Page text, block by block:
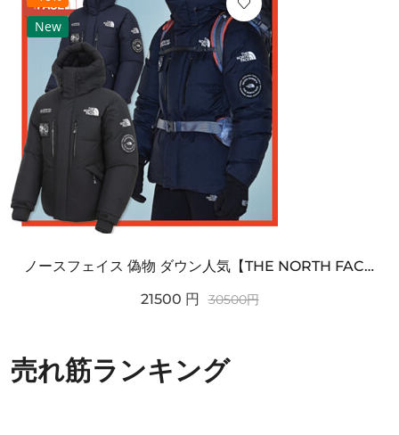
New
ノースフェイス 偽物 ダウン人気【THE NORTH FACE】M'S 7 SUMMIT HIM...
21500 円 30500円
売れ筋ランキング